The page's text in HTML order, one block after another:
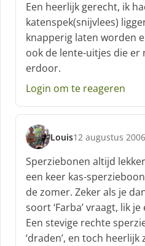
h
r
e
e
f
Een heerlijk gerecht, ik
katenspek(snijvlees)
knapperig laten worden
ook de lente-uitjes die er
erdoor.
Login om te reageren
Louis
s
c
h
r
e
e
f
:
12 augustus
Sperziebonen altijd
een keer kas-
de zomer. Zeker als je
soort ‘Farba’ vraagt, lik
Een stevige rechte
‘draden’, en toch